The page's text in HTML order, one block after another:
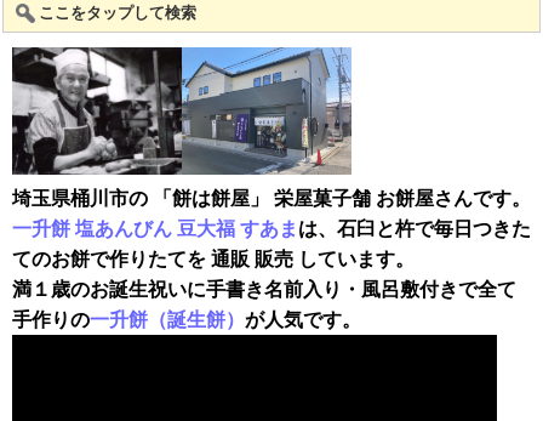
ここをタップして検索
埼玉県桶川市の 「餅は餅屋」 栄屋菓子舗 お餅屋さんです。
一升餅 塩あんびん 豆大福 すあま は、石臼と杵で毎日つきた
てのお餅で作りたてを 通販 販売 しています。
満１歳のお誕生祝いに手書き名前入り・風呂敷付きで全て
手作りの一升餅（誕生餅） が人気です。